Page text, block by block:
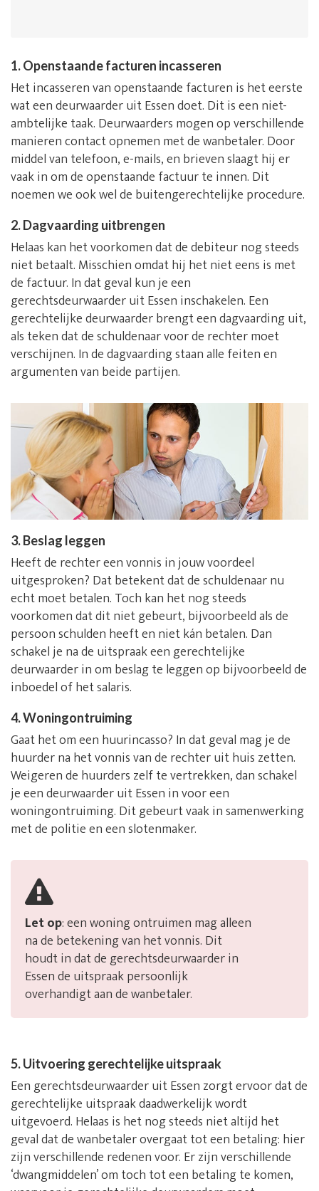
1. Openstaande facturen incasseren
Het incasseren van openstaande facturen is het eerste
wat een deurwaarder uit Essen doet. Dit is een niet-
ambtelijke taak. Deurwaarders mogen op verschillende
manieren contact opnemen met de wanbetaler. Door
middel van telefoon, e-mails, en brieven slaagt hij er
vaak in om de openstaande factuur te innen. Dit
noemen we ook wel de buitengerechtelijke procedure.
2. Dagvaarding uitbrengen
Helaas kan het voorkomen dat de debiteur nog steeds
niet betaalt. Misschien omdat hij het niet eens is met
de factuur. In dat geval kun je een
gerechtsdeurwaarder uit Essen inschakelen. Een
gerechtelijke deurwaarder brengt een dagvaarding uit,
als teken dat de schuldenaar voor de rechter moet
verschijnen. In de dagvaarding staan alle feiten en
argumenten van beide partijen.
3. Beslag leggen
Heeft de rechter een vonnis in jouw voordeel
uitgesproken? Dat betekent dat de schuldenaar nu
echt moet betalen. Toch kan het nog steeds
voorkomen dat dit niet gebeurt, bijvoorbeeld als de
persoon schulden heeft en niet kán betalen. Dan
schakel je na de uitspraak een gerechtelijke
deurwaarder in om beslag te leggen op bijvoorbeeld de
inboedel of het salaris.
4. Woningontruiming
Gaat het om een huurincasso? In dat geval mag je de
huurder na het vonnis van de rechter uit huis zetten.
Weigeren de huurders zelf te vertrekken, dan schakel
je een deurwaarder uit Essen in voor een
woningontruiming. Dit gebeurt vaak in samenwerking
met de politie en een slotenmaker.
Let op: een woning ontruimen mag alleen
na de betekening van het vonnis. Dit
houdt in dat de gerechtsdeurwaarder in
Essen de uitspraak persoonlijk
overhandigt aan de wanbetaler.
5. Uitvoering gerechtelijke uitspraak
Een gerechtsdeurwaarder uit Essen zorgt ervoor dat de
gerechtelijke uitspraak daadwerkelijk wordt
uitgevoerd. Helaas is het nog steeds niet altijd het
geval dat de wanbetaler overgaat tot een betaling: hier
zijn verschillende redenen voor. Er zijn verschillende
‘dwangmiddelen’ om toch tot een betaling te komen,